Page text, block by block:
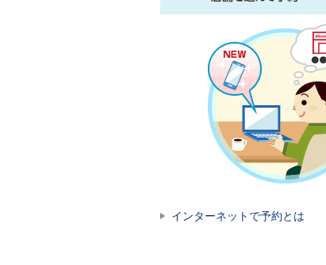
インターネットで予約とは